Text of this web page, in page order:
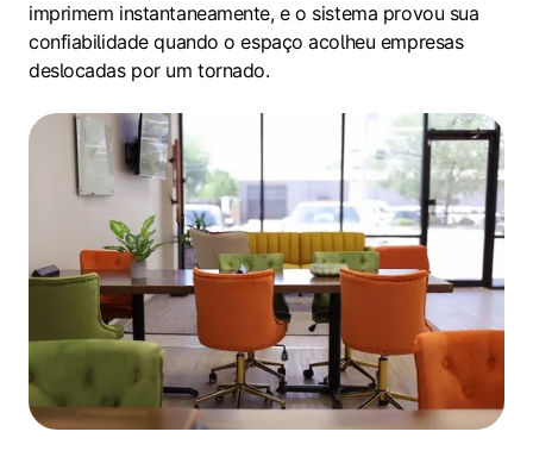
imprimem instantaneamente, e o sistema provou sua
confiabilidade quando o espaço acolheu empresas
deslocadas por um tornado.